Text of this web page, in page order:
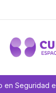
en Seguridad